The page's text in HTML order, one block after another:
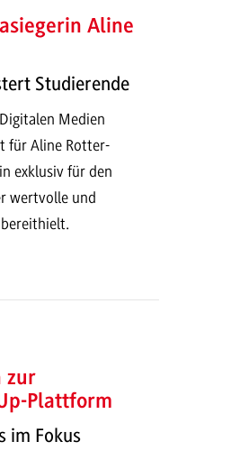
Aline
Studierende
Medien
für Aline Rotter-
exklusiv für den
wertvolle und
zur
Plattform
im Fokus